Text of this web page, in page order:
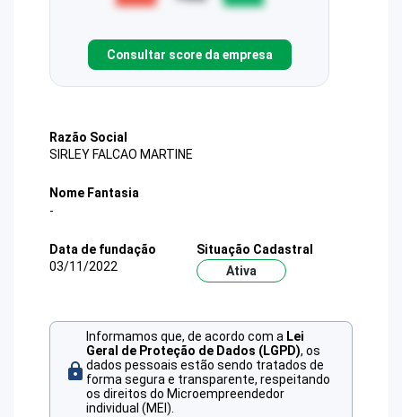
Consultar score da empresa
Razão Social
SIRLEY FALCAO MARTINE
Nome Fantasia
-
Data de fundação
03/11/2022
Situação Cadastral
Ativa
Informamos que, de acordo com a Lei
Geral de Proteção de Dados (LGPD), os
dados pessoais estão sendo tratados de
forma segura e transparente, respeitando
os direitos do Microempreendedor
individual (MEI).